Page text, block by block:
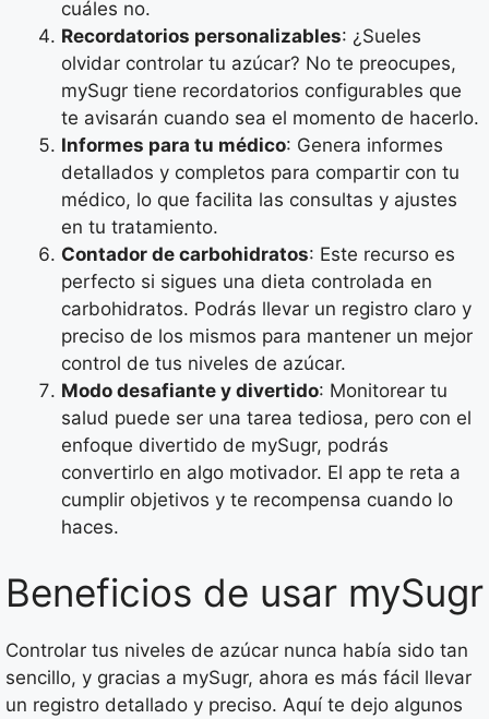
cuáles no.
Recordatorios personalizables: ¿Sueles
olvidar controlar tu azúcar? No te preocupes,
mySugr tiene recordatorios configurables que
te avisarán cuando sea el momento de hacerlo.
Informes para tu médico: Genera informes
detallados y completos para compartir con tu
médico, lo que facilita las consultas y ajustes
en tu tratamiento.
Contador de carbohidratos: Este recurso es
perfecto si sigues una dieta controlada en
carbohidratos. Podrás llevar un registro claro y
preciso de los mismos para mantener un mejor
control de tus niveles de azúcar.
Modo desafiante y divertido: Monitorear tu
salud puede ser una tarea tediosa, pero con el
enfoque divertido de mySugr, podrás
convertirlo en algo motivador. El app te reta a
cumplir objetivos y te recompensa cuando lo
haces.
Beneficios de usar mySugr
Controlar tus niveles de azúcar nunca había sido tan
sencillo, y gracias a mySugr, ahora es más fácil llevar
un registro detallado y preciso. Aquí te dejo algunos